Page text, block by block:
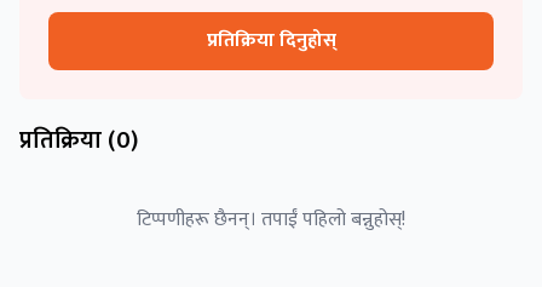
प्रतिक्रिया दिनुहोस्
प्रतिक्रिया (0)
टिप्पणीहरू छैनन्। तपाईं पहिलो बन्नुहोस्!